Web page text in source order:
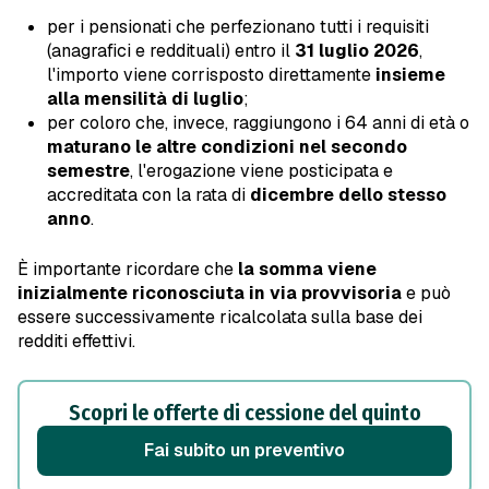
per i pensionati che perfezionano tutti i requisiti
(anagrafici e reddituali) entro il 31 luglio 2026,
l'importo viene corrisposto direttamente insieme
alla mensilità di luglio;
per coloro che, invece, raggiungono i 64 anni di età o
maturano le altre condizioni nel secondo
semestre, l'erogazione viene posticipata e
accreditata con la rata di dicembre dello stesso
anno.
È importante ricordare che la somma viene
inizialmente riconosciuta in via provvisoriae può
essere successivamente ricalcolata sulla base dei
redditi effettivi.
Scopri le offerte di cessione del quinto
Fai subito un preventivo